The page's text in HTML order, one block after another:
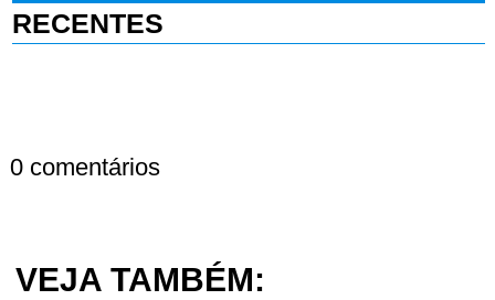
RECENTES
0 comentários
VEJA TAMBÉM: